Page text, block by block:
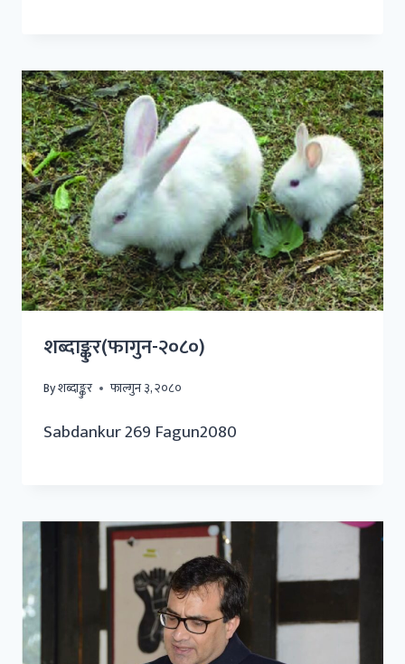
शब्दाङ्कुर(फागुन-२०८०)
Byशब्दाङ्कुर फाल्गुन ३, २०८०
Sabdankur 269 Fagun2080